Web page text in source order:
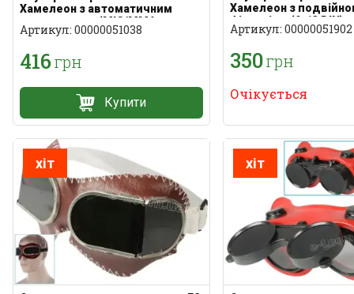
Хамелеон з автоматичним
затемненням (MIG/MMA
Артикул: 00000051038
416грн
Купити
Хамелеон з
фіксацією (9-13 DIN)
Артикул: 00000051902
350грн
Очікується
хіт хіт